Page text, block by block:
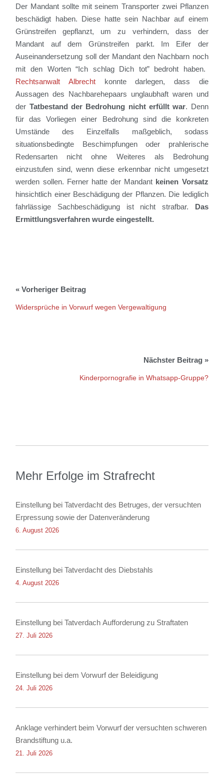
Der Mandant sollte mitseinem Transporter zwei Pflanzen
beschädigt haben. Diese hatte sein Nachbar auf einem
Grünstreifen gepflanzt, um zu verhindern, dass der
Mandant auf dem Grünstreifen parkt. Im Eifer der
Auseinandersetzung soll der Mandant den Nachbarn noch
mit den Worten “Ich schlag Dich tot” bedroht haben.
Rechtsanwalt Albrecht konnte darlegen, dass die
Aussagen des Nachbarehepaars unglaubhaft waren und
der Tatbestand der Bedrohung nicht erfüllt war. Denn
für das Vorliegen einer Bedrohung sind die konkreten
Umstände des Einzelfalls maßgeblich, sodass
situationsbedingte Beschimpfungenoder prahlerische
Redensarten nicht ohne Weiteres als Bedrohung
einzustufen sind, wenn diese erkennbar nicht umgesetzt
werden sollen. Ferner hatte der Mandant keinen Vorsatz
hinsichtlich einer Beschädigung der Pflanzen. Die lediglich
fahrlässige Sachbeschädigung ist nicht strafbar. Das
Ermittlungsverfahren wurde eingestellt.
Widersprüche in Vorwurf wegen Vergewaltigung
Kinderpornografie in Whatsapp-Gruppe?
Mehr Erfolge im Strafrecht
Einstellung bei Tatverdacht des Betruges, der versuchten
Erpressung sowie der Datenveränderung
6. August 2026
Einstellung bei Tatverdacht des Diebstahls
4. August 2026
Einstellung bei Tatverdach Aufforderung zu Straftaten
27. Juli 2026
Einstellung bei dem Vorwurf der Beleidigung
24. Juli 2026
Anklage verhindert beim Vorwurf der versuchten schweren
Brandstiftung u.a.
21. Juli 2026